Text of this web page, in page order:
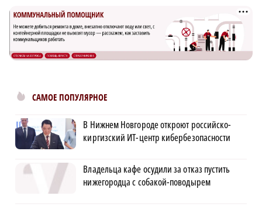
САМОЕ ПОПУЛЯРНОЕ
В Нижнем Новгороде откроют российско-
киргизский ИТ-центр кибербезопасности
Владельца кафе осудили за отказ пустить
нижегородца с собакой-поводырем